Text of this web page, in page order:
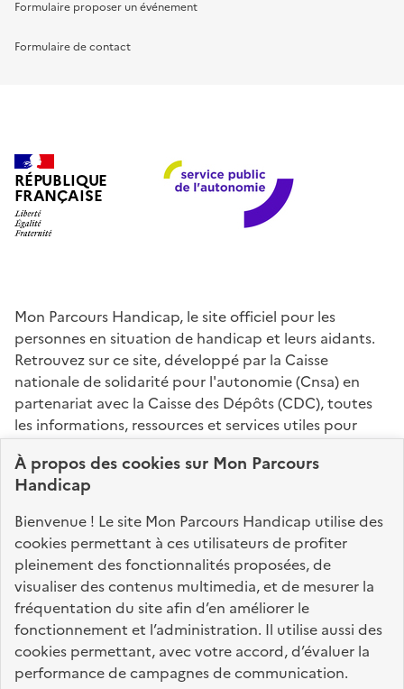
À propos descookiessur Mon Parcours
Handicap
Bienvenue ! Le site Mon Parcours Handicap utilise des
cookies permettant à ces utilisateurs de profiter
pleinement des fonctionnalités proposées, de
visualiser des contenus multimedia, et de mesurer la
fréquentation du site afin d’en améliorer le
fonctionnement et l’administration. Il utilise aussi des
cookies permettant, avec votre accord, d’évaluer la
performance de campagnes de communication.
Formulaire proposer un événement
Formulaire de contact
RÉPUBLIQUE
FRANÇAISE
Mon Parcours Handicap, le site officiel pour les
personnes en situation de handicap et leurs aidants.
Retrouvez sur ce site, développé par la Caisse
nationale de solidarité pour l'autonomie (Cnsa) en
partenariat avec la Caisse des Dépôts (CDC), toutes
les informations, ressources et services utiles pour
connaître vos droits, effectuer vos démarches,
identifier vos interlocuteurs.
Nos sites partenaires
info.gouv.fr service-public.fr legifrance.gouv.fr
data.gouv.fr
Nos partenaires